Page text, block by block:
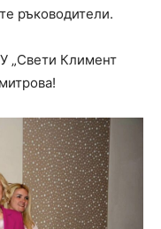
ръководители.
„Свети Климент